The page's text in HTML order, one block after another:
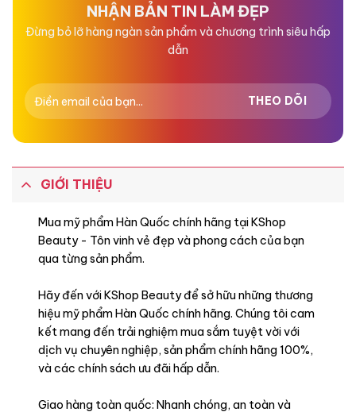
NHẬN BẢN TIN LÀM ĐẸP
Đừng bỏ lỡ hàng ngàn sản phẩm và chương trình siêu hấp
dẫn
GIỚI THIỆU
Mua mỹ phẩm Hàn Quốc chính hãng tại KShop
Beauty - Tôn vinh vẻ đẹp và phong cách của bạn
qua từng sản phẩm.
Hãy đến với KShop Beauty để sở hữu những thương
hiệu mỹ phẩm Hàn Quốc chính hãng. Chúng tôi cam
kết mang đến trải nghiệm mua sắm tuyệt vời với
dịch vụ chuyên nghiệp, sản phẩm chính hãng 100%,
và các chính sách ưu đãi hấp dẫn.
Giao hàng toàn quốc: Nhanh chóng, an toàn và